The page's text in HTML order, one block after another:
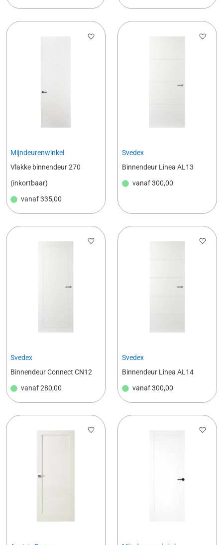
Mijndeurenwinkel
Vlakke binnendeur 270
(inkortbaar)
vanaf335,00
Svedex
Binnendeur Linea AL13
vanaf300,00
Svedex
Binnendeur Connect CN12
vanaf280,00
Svedex
Binnendeur Linea AL14
vanaf300,00